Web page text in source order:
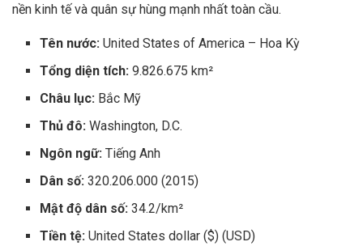
nền kinh tế và quân sự hùng mạnh nhất toàn cầu.
Tên nước: United States of America – Hoa Kỳ
Tổng diện tích: 9.826.675 km²
Châu lục: Bắc Mỹ
Thủ đô: Washington, D.C.
Ngôn ngữ: Tiếng Anh
Dân số: 320.206.000 (2015)
Mật độ dân số: 34.2/km²
Tiền tệ: United States dollar ($) (USD)